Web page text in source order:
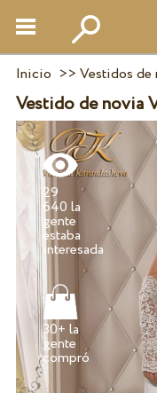
Inicio >> Vestidos de
Vestido de novia
29
640 la
gente
estaba
30+ la
gente